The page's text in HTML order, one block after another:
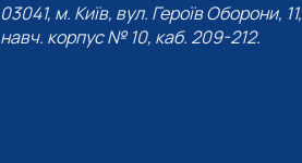
03041, м. Київ, вул. Героїв Оборони, 11,
навч. корпус № 10, каб. 209-212.